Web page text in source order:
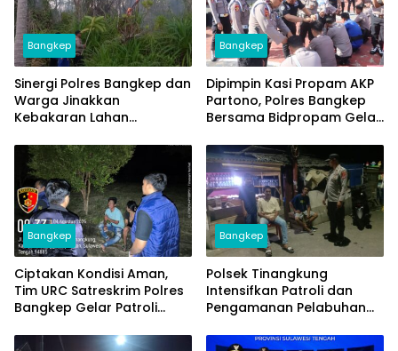
Bangkep
Sinergi Polres Bangkep dan
Warga Jinakkan
Kebakaran Lahan
Bangkep
Dipimpin Kasi Propam AKP
Partono, Polres Bangkep
Bersama Bidpropam Gelar
Bangkep
Ciptakan Kondisi Aman,
Tim URC Satreskrim Polres
Bangkep Gelar Patroli
Bangkep
Polsek Tinangkung
Intensifkan Patroli dan
Pengamanan Pelabuhan
Kamtibmas Kondusif